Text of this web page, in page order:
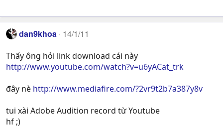
dan9khoa 14/1/11
Thấy ông hỏi link download cái này
http://www.youtube.com/watch?v=u6yACat_trk
đây nè http://www.mediafire.com/?2vr9t2b7a387y8v
tui xài Adobe Audition record từ Youtube
hf ;)